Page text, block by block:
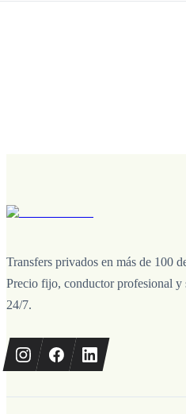
Transfers privados en más de 100
Precio fijo, conductor profesional y
24/7.